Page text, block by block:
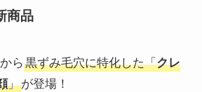
商品
ら黒ずみ毛穴に特化した「クレ
」が登場！